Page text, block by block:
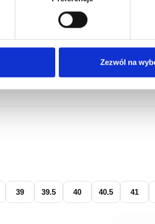
Zezwól na
39 39.5 40 40.5 41